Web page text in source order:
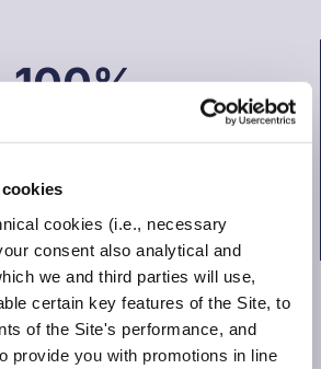
cookies (i.e., necessary
consent also analytical and
we and third parties will use,
certain key features of the Site, to
of the Site's performance, and
provide you with promotions in line
100%
prime prodotte in Italia
1600
prodotti artigianalmente
20Mila
Clienti soddisfatti